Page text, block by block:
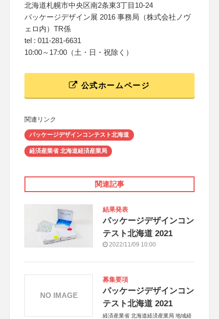
北海道札幌市中央区南2条東3丁目10-24
パッケージデザイン展 2016 事務局（株式会社ノヴ
ェロ内）TR係
tel : 011-281-6631
10:00～17:00（土・日・祝除く）
公式ホームページ
関連リンク
パッケージデザインコンテスト北海道
経済産業省 北海道経済産業局
関連記事
結果発表
パッケージデザインコン
テスト北海道 2021
2022/11/09 10:00
募集要項
パッケージデザインコン
テスト北海道 2021
経済産業省 北海道経済産業局 地域経
NO IMAGE